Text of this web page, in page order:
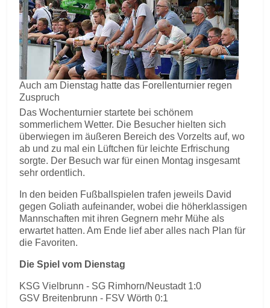
Auch am Dienstag hatte das Forellenturnier regen
Zuspruch
Das Wochenturnier startete bei schönem
sommerlichem Wetter. Die Besucher hielten sich
überwiegen im äußeren Bereich des Vorzelts auf, wo
ab und zu mal ein Lüftchen für leichte Erfrischung
sorgte. Der Besuch war für einen Montag insgesamt
sehr ordentlich.
In den beiden Fußballspielen trafen jeweils David
gegen Goliath aufeinander, wobei die höherklassigen
Mannschaften mit ihren Gegnern mehr Mühe als
erwartet hatten. Am Ende lief aber alles nach Plan für
die Favoriten.
Die Spiel vom Dienstag
KSG Vielbrunn - SG Rimhorn/Neustadt 1:0
GSV Breitenbrunn - FSV Wörth 0:1